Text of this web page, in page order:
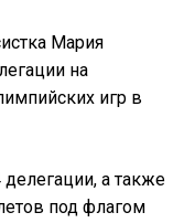
Мария
на
игр в
а также
под флагом